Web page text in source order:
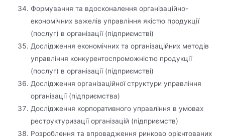
Формування та вдосконалення організаційно-
економічних важелів управління якістю продукції
(послуг) в організації (підприємстві)
Дослідження економічних та організаційних методів
управління конкурентоспроможністю продукції
(послуг) в організації (підприємстві)
Дослідження організаційної структури управління
організації (підприємства)
Дослідження корпоративного управління в умовах
реструктуризації організацій (підприємств)
Розроблення та впровадження ринково орієнтованих